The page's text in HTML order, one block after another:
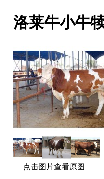
洛莱牛小牛
点击图片查看原图